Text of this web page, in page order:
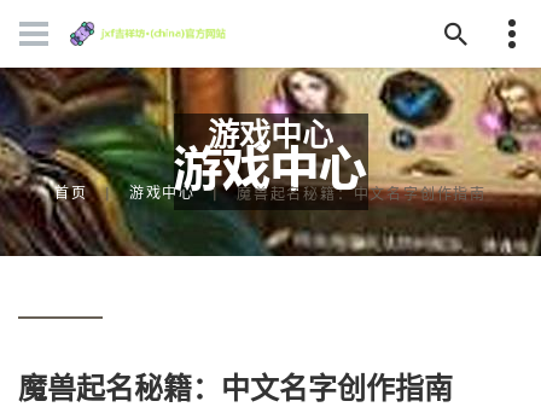
游戏中心
首页 游戏中心 魔兽起名秘籍：中文名字创作指南
魔兽起名秘籍：中文名字创作指南